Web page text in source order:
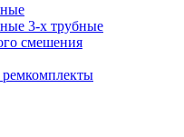
3-х трубные
смешения